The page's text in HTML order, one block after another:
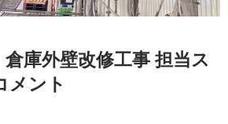
倉庫外壁改修工事 担当ス
メント